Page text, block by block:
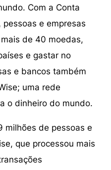
Com a Conta
pessoas e empresas
de 40 moedas,
e gastar no
e bancos também
uma rede
o dinheiro do mundo.
milhões de pessoas e
que processou mais